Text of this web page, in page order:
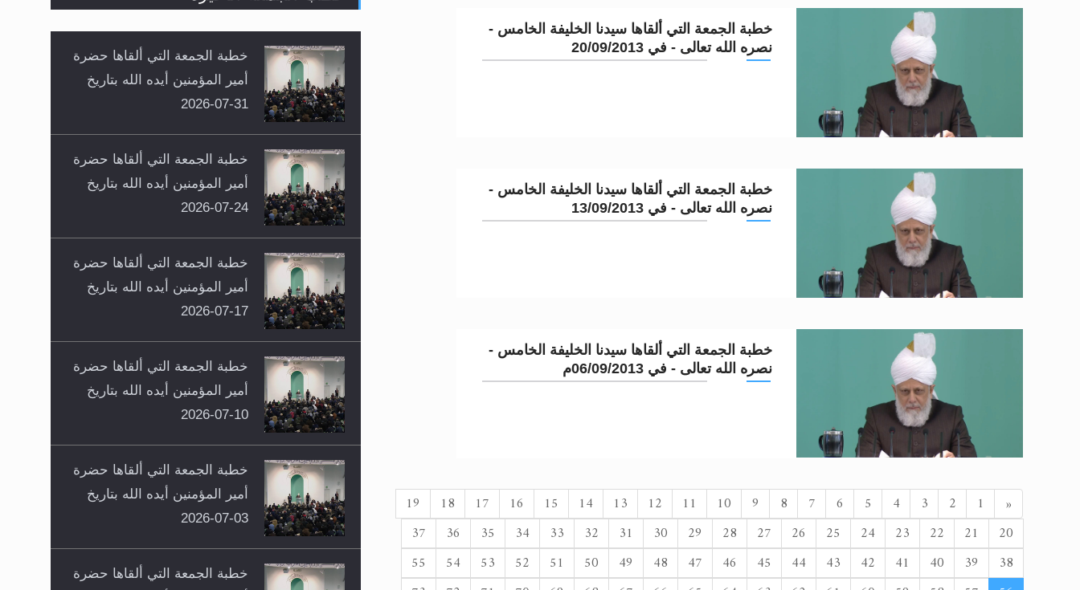
خطبة الجمعة التي ألقاها سيدنا الخليفة الخامس -
نصره الله تعالى - في 20/09/2013
خطبة الجمعة التي ألقاها سيدنا الخليفة الخامس -
نصره الله تعالى - في 13/09/2013
خطبة الجمعة التي ألقاها سيدنا الخليفة الخامس -
نصره الله تعالى - في 06/09/2013م
« السابق1
2
3
4
5
6
7
8
9
10
11
12
13
14
15
16
17
18
19
20
21
22
23
24
25
26
27
28
29
30
31
32
33
34
35
36
37
38
39
40
41
42
43
44
45
46
47
48
49
50
51
52
53
54
55
خطبة الجمعة التي ألقاها حضرة
أمير المؤمنين أيده الله بتاريخ
31-07-2026
خطبة الجمعة التي ألقاها حضرة
أمير المؤمنين أيده الله بتاريخ
24-07-2026
خطبة الجمعة التي ألقاها حضرة
أمير المؤمنين أيده الله بتاريخ
17-07-2026
خطبة الجمعة التي ألقاها حضرة
أمير المؤمنين أيده الله بتاريخ
10-07-2026
خطبة الجمعة التي ألقاها حضرة
أمير المؤمنين أيده الله بتاريخ
03-07-2026
خطبة الجمعة التي ألقاها حضرة